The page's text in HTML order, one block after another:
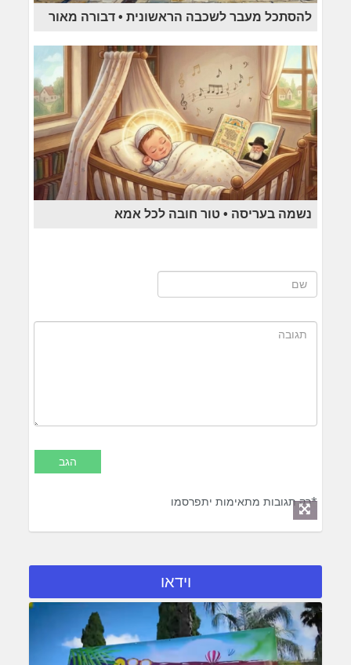
להסתכל מעבר לשכבה הראשונית • דבורה מאור
נשמה בעריסה • טור חובה לכל אמא
*רק תגובות מתאימות יתפרסמו
וידאו